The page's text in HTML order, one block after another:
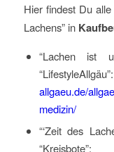
Hier findest Du alle
Lachens” in
“Lachen ist
allgaeu.de/
medizin/
“‘Zeit des
“Kreisbote”: